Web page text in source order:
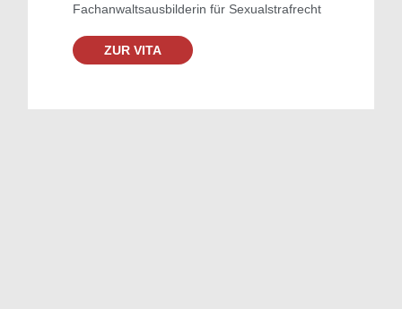
Fachanwaltsausbilderin für Sexualstrafrecht
ZUR VITA